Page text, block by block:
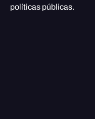
políticas públicas.